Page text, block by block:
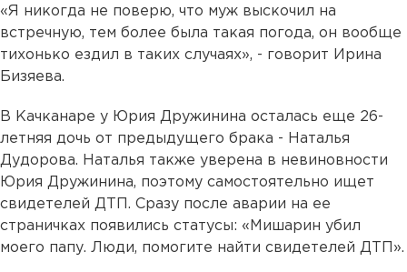
«Я никогда не поверю, что муж выскочил на
встречную, тем более была такая погода, он вообще
тихонько ездил в таких случаях», - говорит Ирина
Бизяева.
В Качканаре у Юрия Дружинина осталась еще 26-
летняя дочь от предыдущего брака - Наталья
Дудорова. Наталья также уверена в невиновности
Юрия Дружинина, поэтому самостоятельно ищет
свидетелей ДТП. Сразу после аварии на ее
страничках появились статусы: «Мишарин убил
моего папу. Люди, помогите найти свидетелей ДТП».